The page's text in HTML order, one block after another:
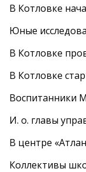
В Котловке
Юные
В Котловке
В Котловке
Воспитанники
И. о. главы
В центре
Коллективы